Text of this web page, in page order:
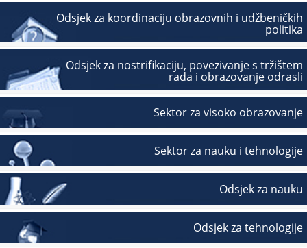
Odsjek za koordinaciju obrazovnih i udžbeničkih
politika
Odsjek za nostrifikaciju, povezivanje s tržištem
rada i obrazovanje odrasli
Sektor za visoko obrazovanje
Sektor za nauku i tehnologije
Odsjek za nauku
Odsjek za tehnologije